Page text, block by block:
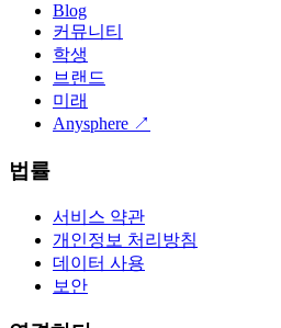
Blog
커뮤니티
학생
브랜드
미래
Anysphere ↗
법률
서비스 약관
개인정보 처리방침
데이터 사용
보안